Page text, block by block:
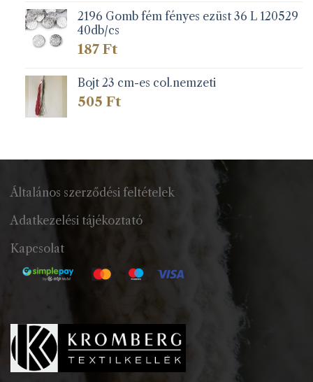
2196 Gomb fém fényes ezüst 36 L 120529
40db/cs
187 Ft
Bojt 23 cm-es col.nemzeti
505 Ft
Általános szerződési feltételek
Adatkezelési tájékoztató
Kapcsolat